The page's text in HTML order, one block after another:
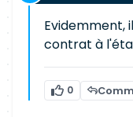
Evidemment,
contrat à
0